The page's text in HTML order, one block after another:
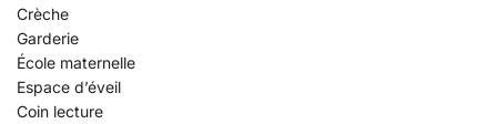
Crèche
Garderie
École maternelle
Espace d’éveil
Coin lecture